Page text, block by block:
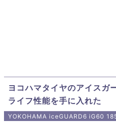
ヨコハマタイヤのアイスガ
ライフ性能を手に入れた
YOKOHAMA iceGUARD6 iG60